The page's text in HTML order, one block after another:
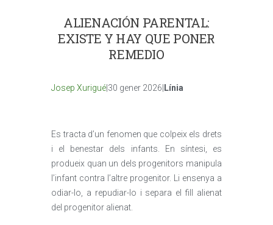
ALIENACIÓN PARENTAL:
EXISTE Y HAY QUE PONER
REMEDIO
Josep Xurigué |30 gener 2026| Línia
Es tracta d’un fenomen que colpeix els drets
i el benestar dels infants. En síntesi, es
produeix quan un dels progenitors manipula
l’infant contra l’altre progenitor. Li ensenya a
odiar-lo, a repudiar-lo i separa el fill alienat
del progenitor alienat.